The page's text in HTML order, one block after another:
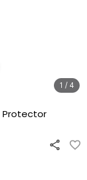
1 / 4
Protector